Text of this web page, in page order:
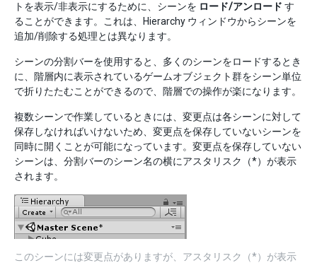
トを表示/非表示にするために、シーンを ロード/アンロード す
ることができます。これは、Hierarchy ウィンドウからシーンを
追加/削除する処理とは異なります。
シーンの分割バーを使用すると、多くのシーンをロードするとき
に、階層内に表示されているゲームオブジェクト群をシーン単位
で折りたたむことができるので、階層での操作が楽になります。
複数シーンで作業しているときには、変更点は各シーンに対して
保存しなければいけないため、変更点を保存していないシーンを
同時に開くことが可能になっています。変更点を保存していない
シーンは、分割バーのシーン名の横にアスタリスク（*）が表示
されます。
このシーンには変更点がありますが、アスタリスク（*）が表示